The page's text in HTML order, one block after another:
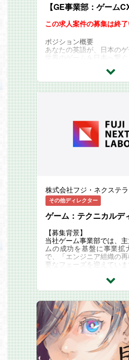
【GE事業部：ゲーム
この求人案件の募集は終
ポジション概要
あなたの英語が、日本のゲ
世界のゲームを日本へ繋ぐ
訳や通訳ではありません
イヤーの熱狂を支え、ク
大手ゲームメーカーと共
営の成功」をデザイン
ら、国ごとのカルチャー
ニーズを分析。それをク
提言し、アップデートや
映させる――。 「言語」
「運営の羅針盤」として
グ:
SNSの炎上予兆やサイレ
応、新イベントの熱量をい
ント（ゲームメーカー）の
へ直接届け、アップデー
にまで踏み込んだ提案を
「コミュニティを守る」
理:
に対し、リソースをどう
プロジェクトを「黒字」
で着地させる、経営視点
ントを任せます。
【キャリアパス：マネジメ
ント戦略か】
「現場のリーダーで終わり
う意欲を、私たちは歓迎
株式会社フジ・ネクステ
その他ディレクター
ゲーム：テクニカルデ
【募集背景】
当社ゲーム事業部では、
ムの成功を基盤に事業拡
で、「エンジニア組織の
要なフェーズを迎えていま
の協業がメインですが、
エンジニア組織の基盤強
す。
また、業界全体でAI活用が
発体制や業務プロセスの抜
進し、生産性向上と新規事
創出を目指しています。
そこで今回、特定タイトル
ーム事業部全体を横断して